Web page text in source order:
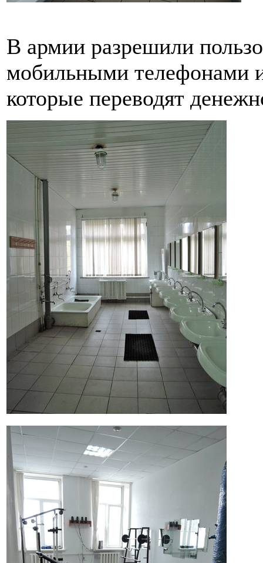
В армии разрешили
мобильными телефонами
которые переводят